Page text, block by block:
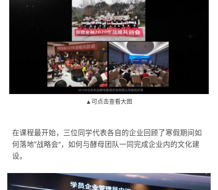
▲可点击查看大图
在课程最开始，三位同学代表各自的企业回顾了寒假期间如
何落地”战略会“，如何与酵母团队一同完成企业内的文化建
设。